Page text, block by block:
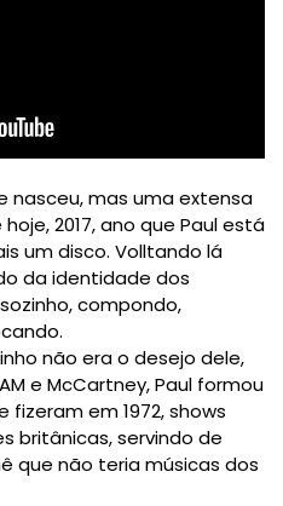
nasceu, mas uma extensa
2017, ano que Paul está
um disco. Volltando lá
da identidade dos
compondo,
não era o desejo dele,
e McCartney, Paul formou
fizeram em 1972, shows
britânicas, servindo de
que não teria músicas dos